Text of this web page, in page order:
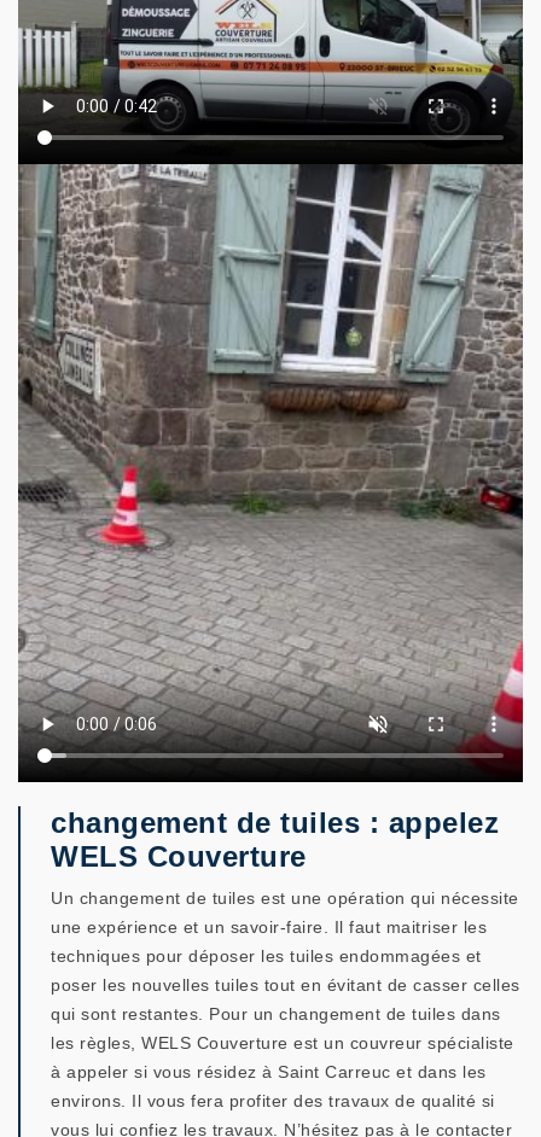
changement de tuiles : appelez
WELS Couverture
Un changement de tuiles est une opération qui nécessite
une expérience et un savoir-faire. Il faut maitriser les
techniques pour déposer les tuiles endommagées et
poser les nouvelles tuiles tout en évitant de casser celles
qui sont restantes. Pour un changement de tuiles dans
les règles, WELS Couverture est un couvreur spécialiste
à appeler si vous résidez à Saint Carreuc et dans les
environs. Il vous fera profiter des travaux de qualité si
vous lui confiez les travaux. N’hésitez pas à le contacter